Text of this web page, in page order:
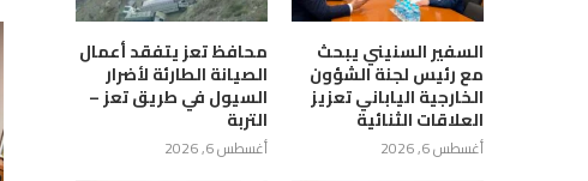
السفير السنيني يبحث
مع رئيس لجنة الشؤون
الخارجية الياباني تعزيز
العلاقات الثنائية
أغسطس 6, 2026
محافظ تعز يتفقد أعمال
الصيانة الطارئة لأضرار
السيول في طريق تعز –
التربة
أغسطس 6, 2026